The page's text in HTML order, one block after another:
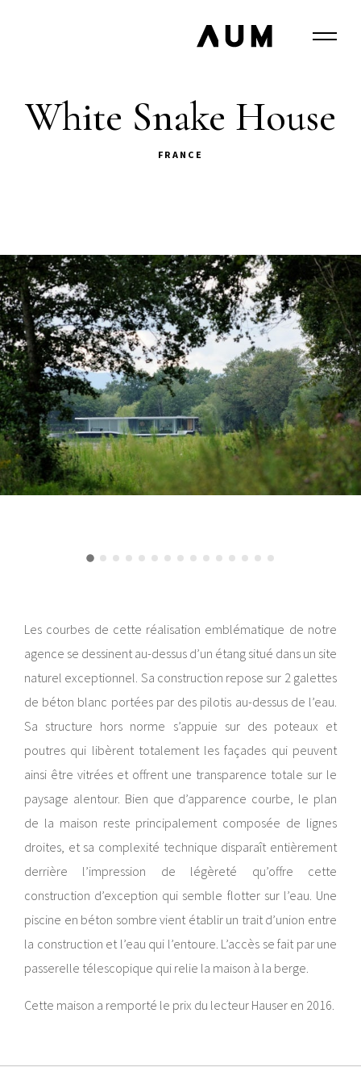
White Snake House
FRANCE
Les courbes de cette réalisation emblématique de notre
agence se dessinent au-dessus d’un étang situé dans un site
naturel exceptionnel. Sa construction repose sur 2 galettes
de béton blanc portées par des pilotis au-dessus de l’eau.
Sa structure hors norme s’appuie sur des poteaux et
poutres qui libèrent totalement les façades qui peuvent
ainsi être vitrées et offrent une transparence totale sur le
paysage alentour. Bien que d’apparence courbe, le plan
de la maison reste principalement composée de lignes
droites, et sa complexité technique disparaît entièrement
derrière l’impression de légèreté qu’offre cette
construction d’exception qui semble flotter sur l’eau. Une
piscine en béton sombre vient établir un trait d’union entre
la construction et l’eau qui l’entoure. L’accès se fait par une
passerelle télescopique qui relie la maison à la berge.
Cette maison a remporté le prix du lecteur Hauser en 2016.